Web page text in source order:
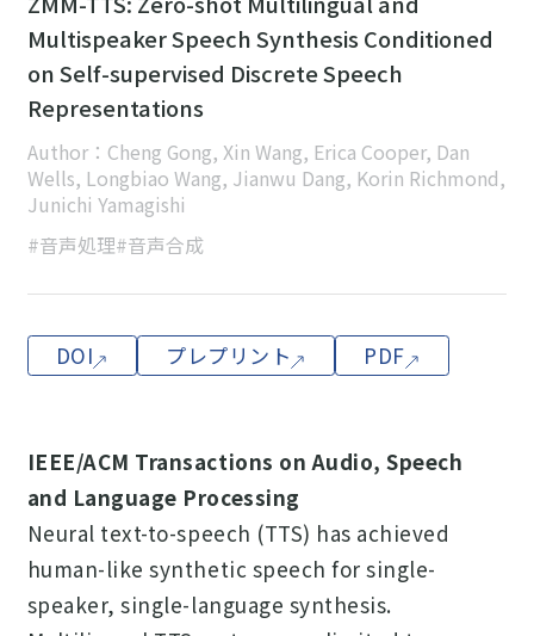
Multispeaker Speech Synthesis Conditioned
on Self-supervised Discrete Speech
Representations
Author：Cheng Gong, Xin Wang, Erica Cooper, Dan
Wells, Longbiao Wang, Jianwu Dang, Korin Richmond,
Junichi Yamagishi
#音声処理#音声合成
DOI プレプリント PDF
IEEE/ACM Transactions on Audio, Speech
and Language Processing
Neural text-to-speech (TTS) has achieved
human-like synthetic speech for single-
speaker, single-language synthesis.